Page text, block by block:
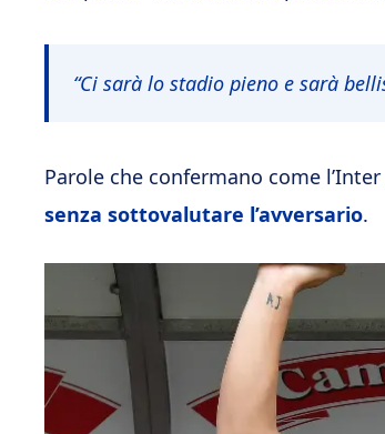
“Ci sarà lo stadio pieno e sarà
Parole che confermano come
senza sottovalutare l’avversario.